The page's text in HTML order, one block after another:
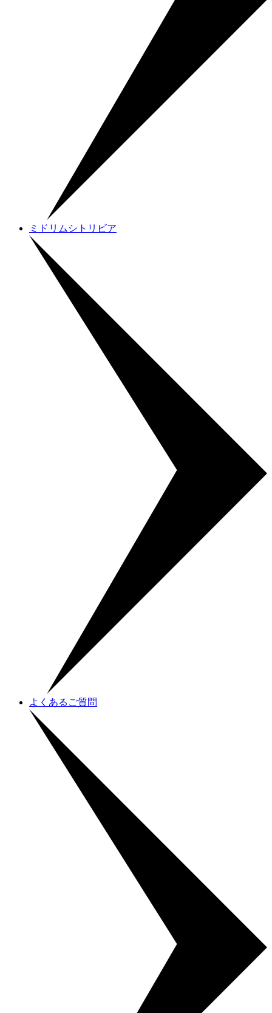
ミドリムシトリビア
よくあるご質問